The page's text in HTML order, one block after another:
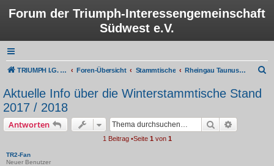
Forum der Triumph-Interessengemeinschaft
Südwest e.V.
TRIUMPH I.G. Südwest e.V. Foren-Übersicht Stammtische Rheingau Taunus/Wiesbaden
Aktuelle Info über die Winterstammtische Stand
2017 / 2018
Antworten Suche
1 Beitrag •Seite 1 von 1
TR2-Fan
Neuer Benutzer